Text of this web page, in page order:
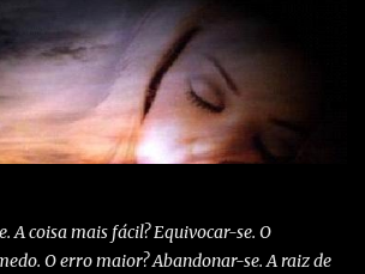
a qualquer momento, as asas dela se
voando. Nada disto aconteceu. A borboleta
o corpo murcho e as asas encolhidas e
O homem, que em sua gentileza e vontade
que o casulo apertado e o esforço
a borboleta vencer esta barreira. Era o
pronta para voar assim que se libertasse
o esforço é tudo que precisamos na...
A coisa mais fácil? Equivocar-se. O
O erro maior? Abandonar-se. A raiz de